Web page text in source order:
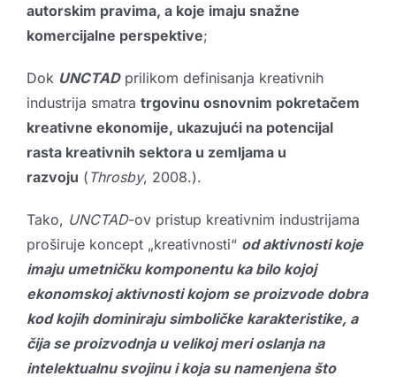
autorskim pravima, a koje imaju snažne
komercijalne perspektive;
Dok UNCTAD prilikom definisanja kreativnih
industrija smatra trgovinu osnovnim pokretačem
kreativne ekonomije, ukazujući na potencijal
rasta kreativnih sektora u zemljama u
razvoju ( Throsby, 2008.).
Tako, UNCTAD-ov pristup kreativnim industrijama
proširuje koncept „kreativnosti“ od aktivnosti koje
imaju umetničku komponentu ka bilo kojoj
ekonomskoj aktivnosti kojom se proizvode dobra
kod kojih dominiraju simboličke karakteristike, a
čija se proizvodnja u velikoj meri oslanja na
intelektualnu svojinu i koja su namenjena što